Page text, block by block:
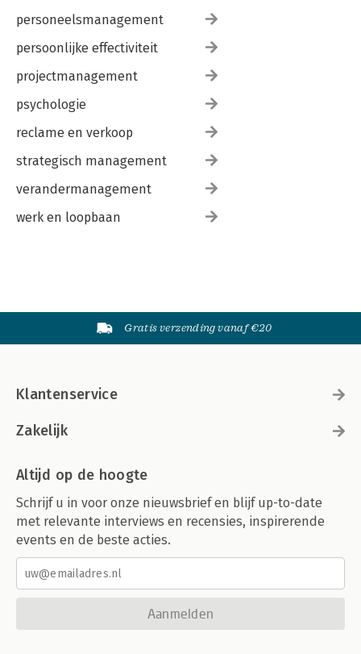
personeelsmanagement
persoonlijke effectiviteit
projectmanagement
psychologie
reclame en verkoop
strategisch management
verandermanagement
werk en loopbaan
Gratis verzending vanaf €20
Klantenservice
Zakelijk
Altijd op de hoogte
Schrijf u in voor onze nieuwsbrief en blijf up-to-date
met relevante interviews en recensies, inspirerende
events en de beste acties.
Aanmelden